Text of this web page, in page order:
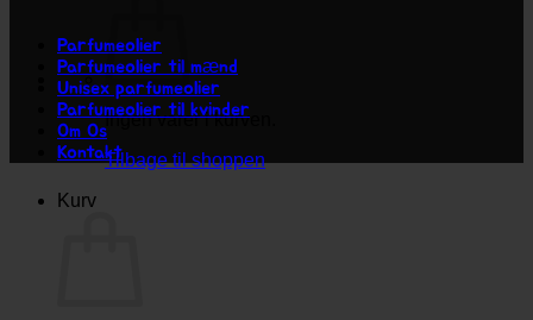
Ingen varer i kurven.
Tilbage til shoppen
Kurv
Parfumeolier
Parfumeolier til mænd
Unisex parfumeolier
Parfumeolier til kvinder
Om Os
Kontakt